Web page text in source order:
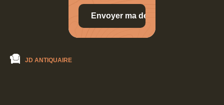
JD ANTIQUAIRE